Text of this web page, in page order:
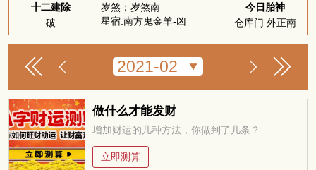
十二建除
破
岁煞：岁煞南
星宿:南方鬼金羊-凶
今日胎神
仓库门 外正南
做什么才能发财
增加财运的几种方法，你做到了几条？
立即测算